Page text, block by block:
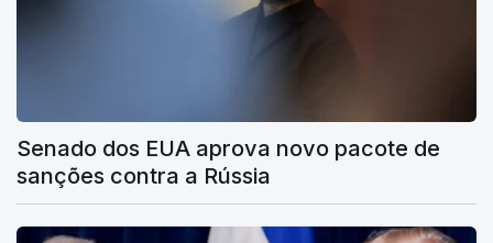
Senado dos EUA aprova novo pacote de
sanções contra a Rússia